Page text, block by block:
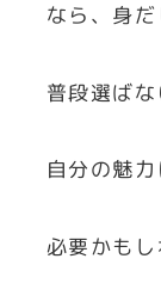
なら、身
普段選ば
自分の魅
必要かもし